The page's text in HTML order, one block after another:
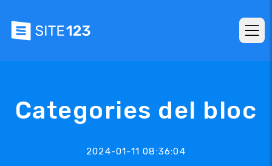
Categories del bloc
2024-01-11 08:36:04